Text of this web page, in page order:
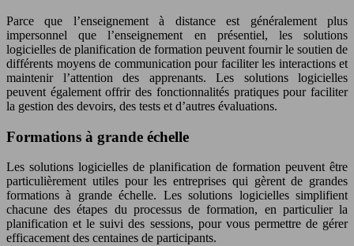
Parce que l’enseignement à distance est généralement plus
impersonnel que l’enseignement en présentiel, les solutions
logicielles de planification de formation peuvent fournir le soutien de
différents moyens de communication pour faciliter les interactions et
maintenir l’attention des apprenants. Les solutions logicielles
peuvent également offrir des fonctionnalités pratiques pour faciliter
la gestion des devoirs, des tests et d’autres évaluations.
Formations à grande échelle
Les solutions logicielles de planification de formation peuvent être
particulièrement utiles pour les entreprises qui gèrent de grandes
formations à grande échelle. Les solutions logicielles simplifient
chacune des étapes du processus de formation, en particulier la
planification et le suivi des sessions, pour vous permettre de gérer
efficacement des centaines de participants.